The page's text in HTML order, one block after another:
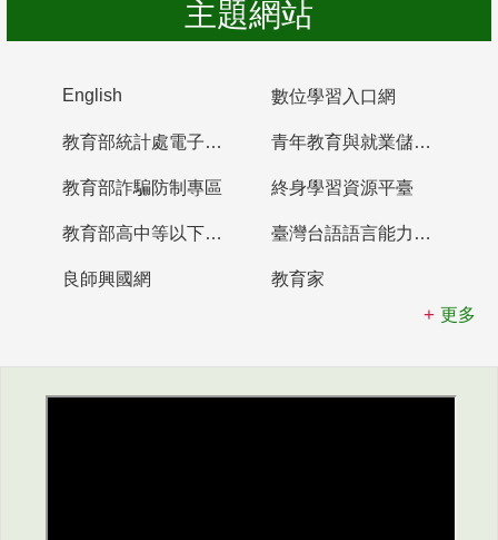
主題網站
English 數位學習入口網
教育部統計處電子書櫃 青年教育與就業儲蓄帳戶
教育部詐騙防制專區 終身學習資源平臺
教育部高中等以下學校及幼兒園教師資格檢定考試 臺灣台語語言能力認證網站
良師興國網
教育家
更多